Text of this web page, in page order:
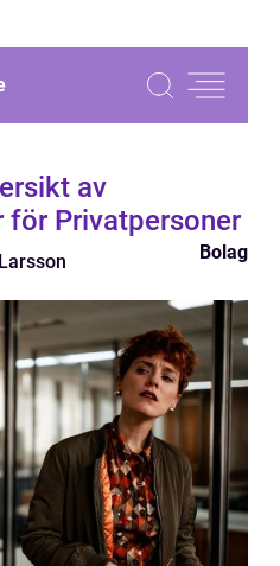
av
för Privatpersoner
Bolag